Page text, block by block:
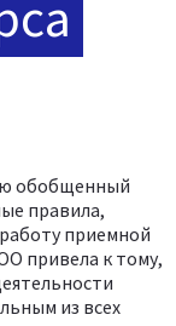
обобщенный
правила,
приемной
привела к тому,
из всех